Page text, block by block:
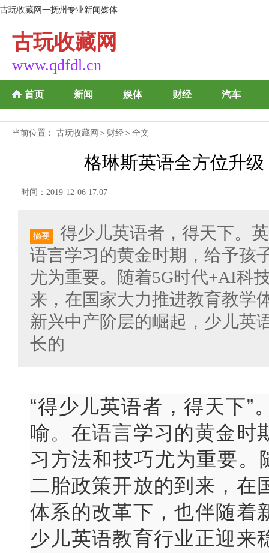
古玩收藏网一抚州专业新闻媒体
古玩收藏网
www.qdfdl.cn
首页 新闻 娱体 财经 汽车
当前位置： 古玩收藏网 ＞ 财经 ＞全文
格琳斯英语全方位升
时间：2019-12-06 17:07
摘要
得少儿英语者，得天下。
语言学习的黄金时期，给予孩
尤为重要。随着5G时代+AI科
来，在国家大力推进教育教学
新兴中产阶层的崛起，少儿英
长的
“得少儿英语者，得天下”
喻。在语言学习的黄金时
习方法和技巧尤为重要。
二胎政策开放的到来，在
体系的改革下，也伴随着
少儿英语教育行业正迎来